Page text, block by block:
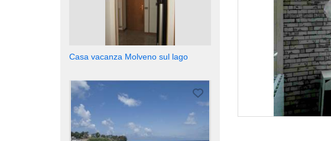
Casa vacanza Molveno sul lago